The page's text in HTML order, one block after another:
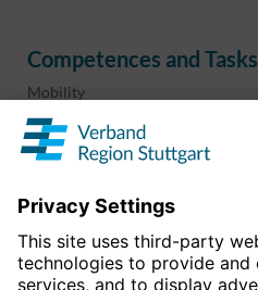
Competences and Tasks
Mobility
Regional planning
Business development
Projects & programs
overview